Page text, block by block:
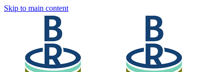
Skip to main content